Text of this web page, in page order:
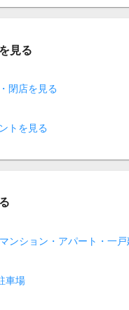
見る
閉店を見る
トを見る
ンション・アパート・一戸
車場